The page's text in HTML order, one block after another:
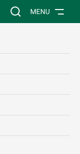
Vyhledávání na
MENU